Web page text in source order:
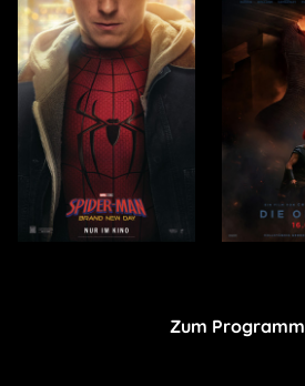
Zum Programm